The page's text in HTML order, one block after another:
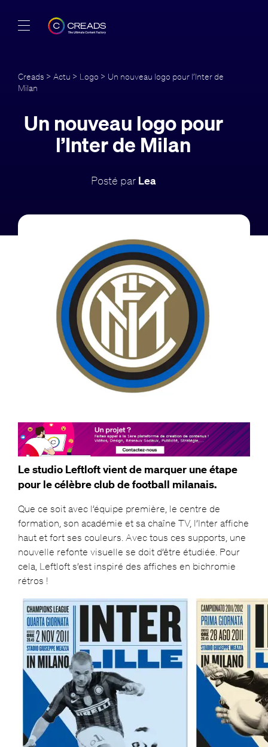
Offres
À propos
Creads > Actu > Logo > Un nouveau logo pour l’Inter de
Milan
Un nouveau logo pour
l’Inter de Milan
Posté par Lea
Le studio Leftloft vient de marquer une étape
pour le célèbre club de football milanais.
Que ce soit avec l’équipe première, le centre de
formation, son académie et sa chaîne TV, l’Inter affiche
haut et fort ses couleurs. Avec tous ces supports, une
nouvelle refonte visuelle se doit d’être étudiée. Pour
cela, Leftloft s’est inspiré des affiches en bichromie
rétros !